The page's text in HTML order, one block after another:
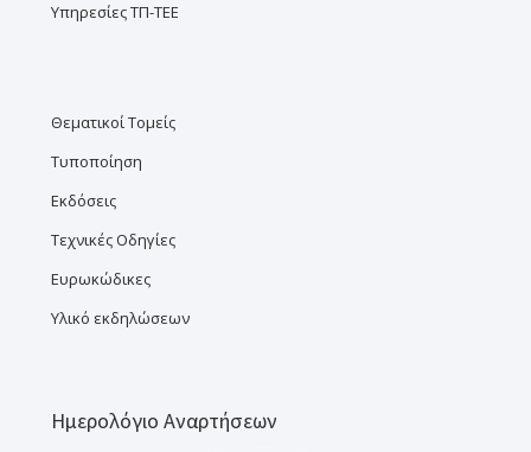
Υπηρεσίες ΤΠ-ΤΕΕ
Θεματικοί Τομείς
Τυποποίηση
Εκδόσεις
Τεχνικές Οδηγίες
Ευρωκώδικες
Υλικό εκδηλώσεων
Ημερολόγιο Αναρτήσεων